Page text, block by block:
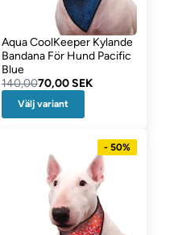
Aqua CoolKeeper Kylande
Bandana För Hund Pacific
Blue
140,0070,00 SEK
Välj variant
- 50%